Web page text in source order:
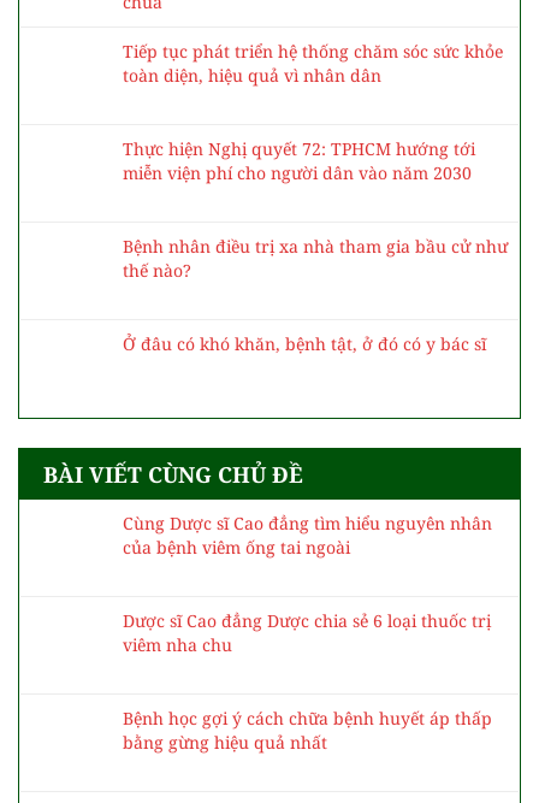
Tiếp tục phát triển hệ thống chăm sóc sức khỏe
toàn diện, hiệu quả vì nhân dân
Thực hiện Nghị quyết 72: TPHCM hướng tới
miễn viện phí cho người dân vào năm 2030
Bệnh nhân điều trị xa nhà tham gia bầu cử như
thế nào?
Ở đâu có khó khăn, bệnh tật, ở đó có y bác sĩ
BÀI VIẾT CÙNG CHỦ ĐỀ
Cùng Dược sĩ Cao đẳng tìm hiểu nguyên nhân
của bệnh viêm ống tai ngoài
Dược sĩ Cao đẳng Dược chia sẻ 6 loại thuốc trị
viêm nha chu
Bệnh học gợi ý cách chữa bệnh huyết áp thấp
bằng gừng hiệu quả nhất